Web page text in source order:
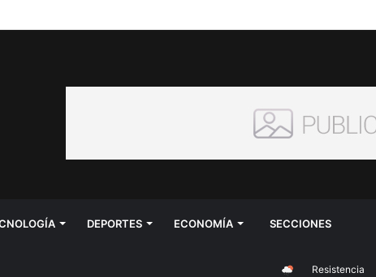
DEPORTES ECONOMÍA SECCIONES
Resistencia